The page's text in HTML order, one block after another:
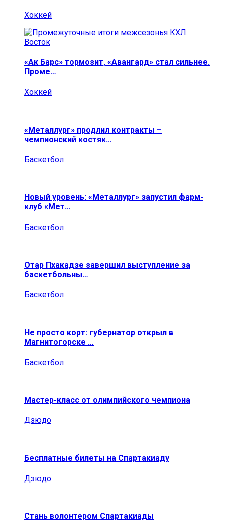
Хоккей
«Ак Барс» тормозит, «Авангард» стал сильнее.
Проме…
Хоккей
«Металлург» продлил контракты –
чемпионский костяк…
Баскетбол
Новый уровень: «Металлург» запустил фарм-
клуб «Мет…
Баскетбол
Отар Пхакадзе завершил выступление за
баскетбольны…
Баскетбол
Не просто корт: губернатор открыл в
Магнитогорске …
Баскетбол
Мастер-класс от олимпийского чемпиона
Дзюдо
Бесплатные билеты на Спартакиаду
Дзюдо
Стань волонтером Спартакиады